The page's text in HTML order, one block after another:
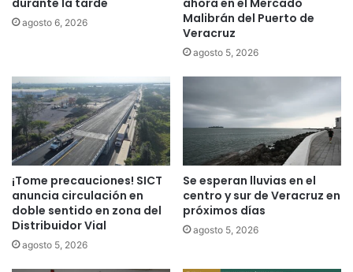
agosto 6, 2026
Malibrán del Puerto de
Veracruz
agosto 5, 2026
¡Tome precauciones! SICT
anuncia circulación en
doble sentido en zona del
Distribuidor Vial
agosto 5, 2026
Se esperan lluvias en el
centro y sur de Veracruz en
próximos días
agosto 5, 2026